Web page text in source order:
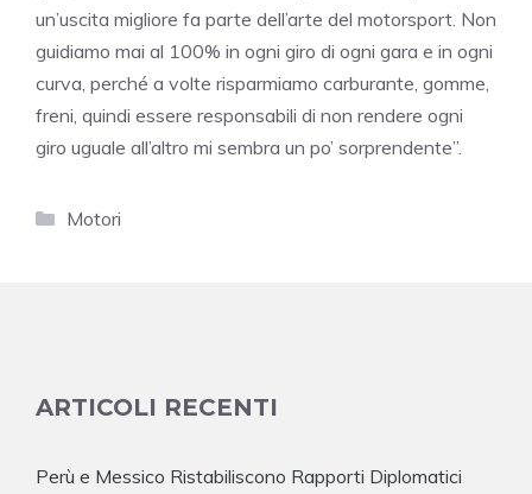
un’uscita migliore fa parte dell’arte del motorsport. Non
guidiamo mai al 100% in ogni giro di ogni gara e in ogni
curva, perché a volte risparmiamo carburante, gomme,
freni, quindi essere responsabili di non rendere ogni
giro uguale all’altro mi sembra un po’ sorprendente”.
Categorie
Motori
ARTICOLI RECENTI
Perù e Messico Ristabiliscono Rapporti Diplomatici